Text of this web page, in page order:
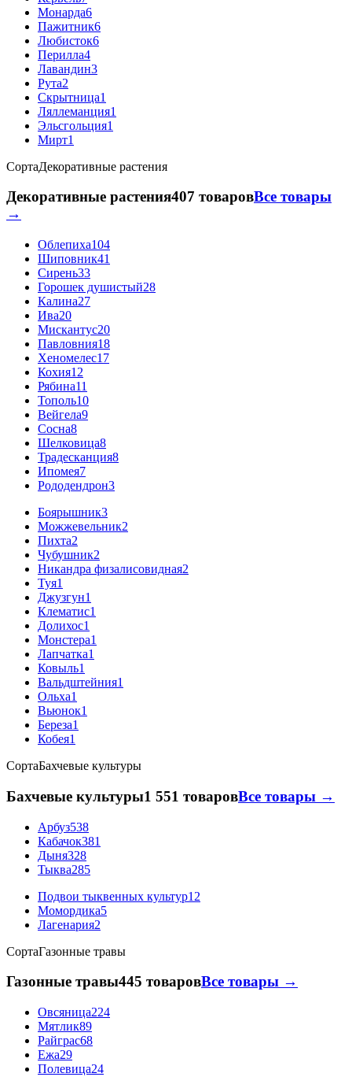
Монарда6
Пажитник6
Любисток6
Перилла4
Лавандин3
Рута2
Скрытница1
Ляллеманция1
Эльсгольция1
Мирт1
СортаДекоративные растения
Декоративные растения407 товаровВсе товары
→
Облепиха104
Шиповник41
Сирень33
Горошек душистый28
Калина27
Ива20
Мискантус20
Павловния18
Хеномелес17
Кохия12
Рябина11
Тополь10
Вейгела9
Сосна8
Шелковица8
Традесканция8
Ипомея7
Рододендрон3
Боярышник3
Можжевельник2
Пихта2
Чубушник2
Никандра физалисовидная2
Туя1
Джузгун1
Клематис1
Долихос1
Монстера1
Лапчатка1
Ковыль1
Вальдштейния1
Ольха1
Вьюнок1
Береза1
Кобея1
СортаБахчевые культуры
Бахчевые культуры1 551 товаровВсе товары →
Арбуз538
Кабачок381
Дыня328
Тыква285
Подвои тыквенных культур12
Момордика5
Лагенария2
СортаГазонные травы
Газонные травы445 товаровВсе товары →
Овсяница224
Мятлик89
Райграс68
Ежа29
Полевица24